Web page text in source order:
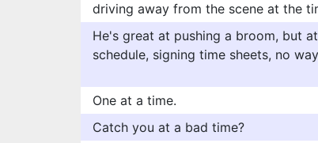
driving away from the scene at the
He's great at pushing a broom, but
schedule, signing time sheets, no
One at a time.
Catch you at a bad time?